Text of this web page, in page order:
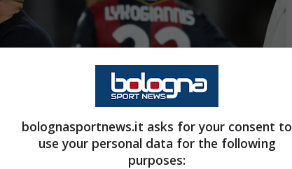
bolognasportnews.it asks for your consent to
use your personal data for the following
purposes: